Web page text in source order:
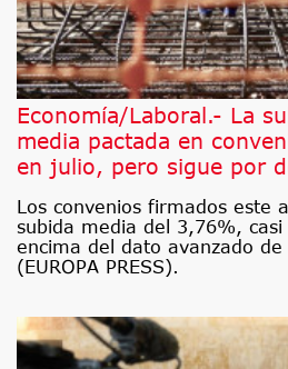
Economía/Laboral.- La
media pactada en
en julio, pero sigue por
Los convenios firmados este
subida media del 3,76%,
encima del dato avanzado de
(EUROPA PRESS).